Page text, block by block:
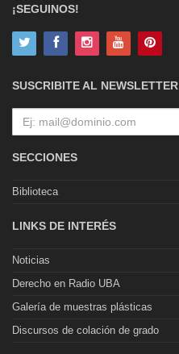
¡SEGUINOS!
SUSCRIBITE AL NEWSLETTER
SECCIONES
Biblioteca
LINKS DE INTERÉS
Noticias
Derecho en Radio UBA
Galería de muestras plásticas
Discursos de colación de grado